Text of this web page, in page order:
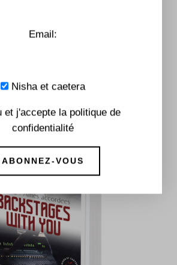
Similaires
Email:
Nisha et caetera
et j'accepte la politique de
confidentialité